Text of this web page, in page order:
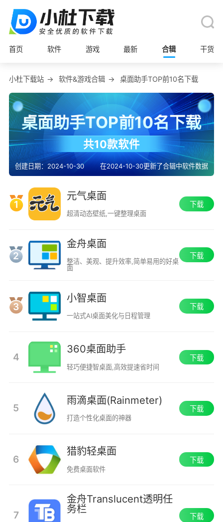
首页 软件 游戏 最新 合辑 干货
小杜下载站 → 软件&游戏合辑 → 桌面助手TOP前10名下载
桌面助手TOP前10名下载
共10款软件
创建日期：2024-10-30 在2024-10-30更新了合辑中软件数据
1
元气桌面
超清动态壁纸,一键整理桌面
下载
2
金舟桌面
整洁、美观、提升效率,简单易用的好桌
面
下载
3
小智桌面
一站式AI桌面美化与日程管理
下载
4
360桌面助手
轻巧便捷智桌面,高效提速省时间
下载
5
雨滴桌面(Rainmeter)
打造个性化桌面的神器
下载
6
猎豹轻桌面
免费桌面软件
下载
7
金舟Translucent透明任
务栏
下载